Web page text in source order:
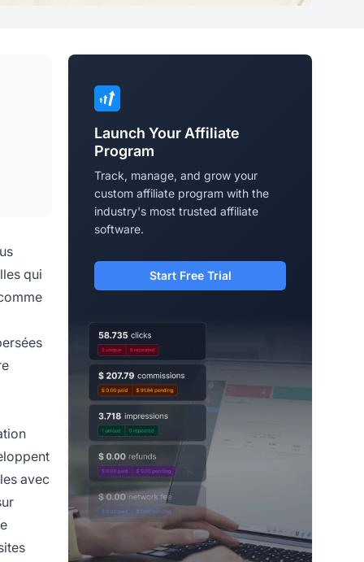
qui
avec
Launch Your Affiliate
Program
Track, manage, and grow your
custom affiliate program with the
industry's most trusted affiliate
software.
Start Free Trial